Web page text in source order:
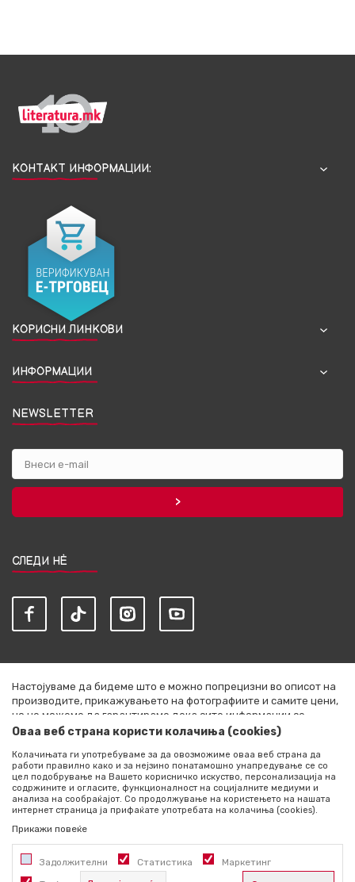
КОНТАКТ ИНФОРМАЦИИ:
КОРИСНИ ЛИНКОВИ
ИНФОРМАЦИИ
NEWSLETTER
СЛЕДИ НЀ
Настојуваме да бидеме што е можно попрецизни во описот на
производите, прикажувањето на фотографиите и самите цени,
но не можеме да гарантираме дека сите информации се
комплетни и без грешки. Сите артикли прикажани на сајтот се
секој момент. Расположливоста на производите можете да ја
проверите со повик на +389 76 444 490
©2026 literatura.mk, Изработено одNB SOFT. Сите права
задржани.
Оваа веб страна користи колачиња (cookies)
Колачињата ги употребуваме за да овозможиме оваа веб страна да
работи правилно како и за нејзино понатамошно унапредување се со
цел подобрување на Вашето корисничко искуство, персонализација на
содржините и огласите, функционалност на социјалните медиуми и
анализа на сообраќајот. Со продолжување на користењето на нашата
интернет страница ја прифаќате употребата на колачиња (cookies).
Прикажи повеќе
Задолжителни Статистика Маркетинг